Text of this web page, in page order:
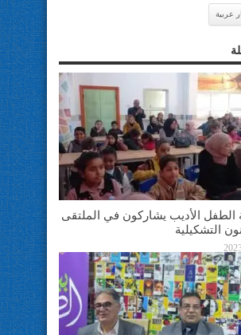
عربية
الطفل الأديب يشاركون في الملتقى
التشكيلية